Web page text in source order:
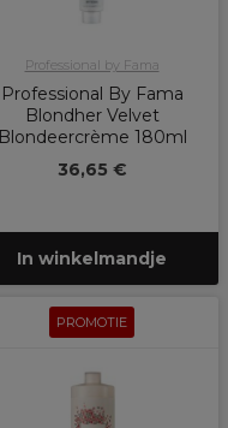
Professional by Fama
Professional By Fama
Blondher Velvet
Blondeercrème 180ml
36,65 €
In winkelmandje
PROMOTIE